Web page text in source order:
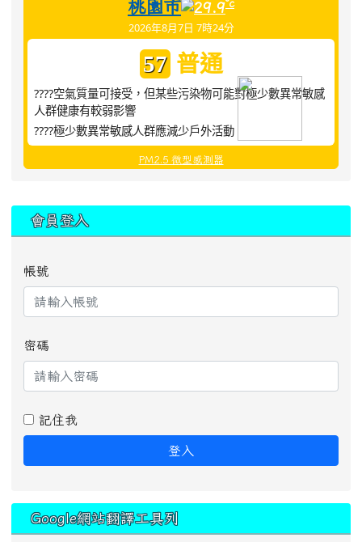
桃園市 29.9°c
2026年8月7日 7時24分
57 普通
????空氣質量可接受，但某些污染物可能對極少數異常敏感
人群健康有較弱影響
????極少數異常敏感人群應減少戶外活動
PM2.5 微型感測器
會員登入
帳號
密碼
記住我
登入
Google網站翻譯工具列